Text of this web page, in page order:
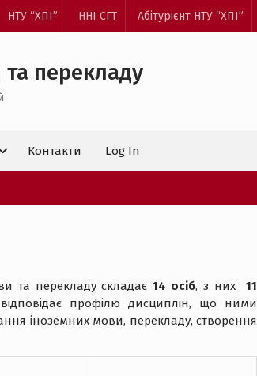
НТУ “ХПІ” ННІ СГТ Абітурієнт НТУ “ХПІ”
перекладу
Контакти Log In
та перекладу складає 14 осіб, з них
11
профілю дисциплін, що ними
іноземних мови, перекладу, створення